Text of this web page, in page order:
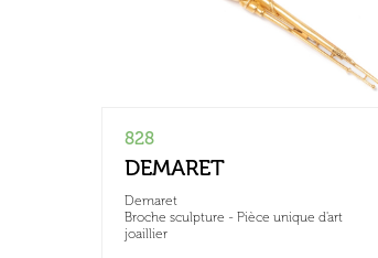
828
DEMARET
Demaret
Broche sculpture - Pièce unique d'art
joaillier